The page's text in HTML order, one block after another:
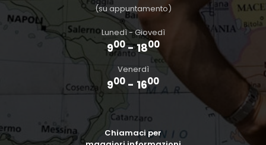
(su appuntamento)
Lunedì - Giovedì
900- 1800
Venerdì
900 - 1600
Chiamaci per